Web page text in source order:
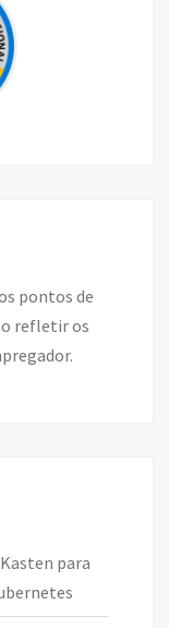
pontos de
refletir os
para